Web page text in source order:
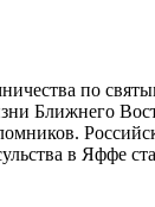
по
Ближнего
в Яффе